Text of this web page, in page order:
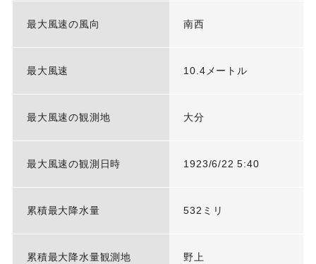
最大風速の風向 南西
最大風速 10.4メートル
最大風速の観測地 大分
最大風速の観測日時 1923/6/22 5:40
累積最大降水量 532ミリ
累積最大降水量観測地 野上